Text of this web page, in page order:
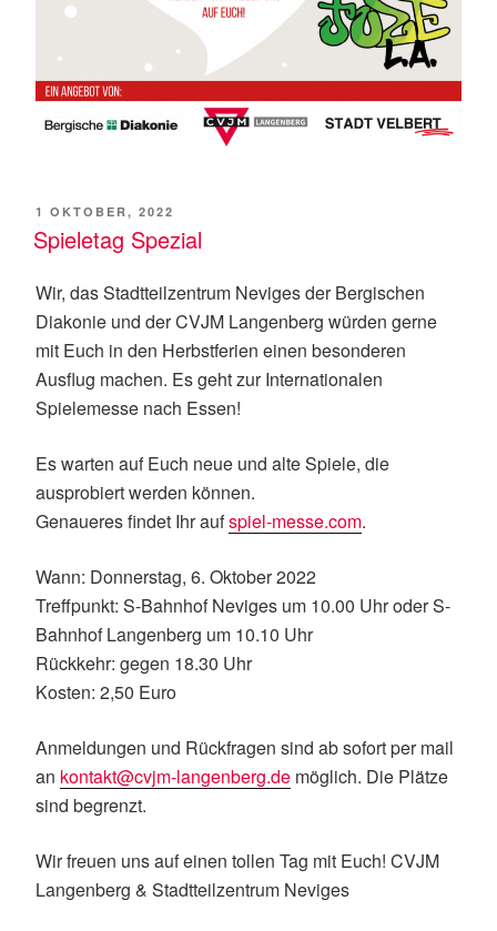
VERÖFFENTLICHT
AM
1 OKTOBER, 2022
Spieletag Spezial
Wir, das Stadtteilzentrum Neviges der Bergischen
Diakonie und der CVJM Langenberg würden gerne
mit Euch in den Herbstferien einen besonderen
Ausflug machen. Es geht zur Internationalen
Spielemesse nach Essen!
Es warten auf Euch neue und alte Spiele, die
ausprobiert werden können.
Genaueres findet Ihr aufspiel-messe.com.
Wann: Donnerstag, 6. Oktober 2022
Treffpunkt: S-Bahnhof Neviges um 10.00 Uhr oder S-
Bahnhof Langenberg um 10.10 Uhr
Rückkehr: gegen 18.30 Uhr
Kosten: 2,50 Euro
Anmeldungen und Rückfragen sind ab sofort per mail
an kontakt@cvjm-langenberg.de möglich. Die Plätze
sind begrenzt.
Wir freuen uns auf einen tollen Tag mit Euch! CVJM
Langenberg & Stadtteilzentrum Neviges